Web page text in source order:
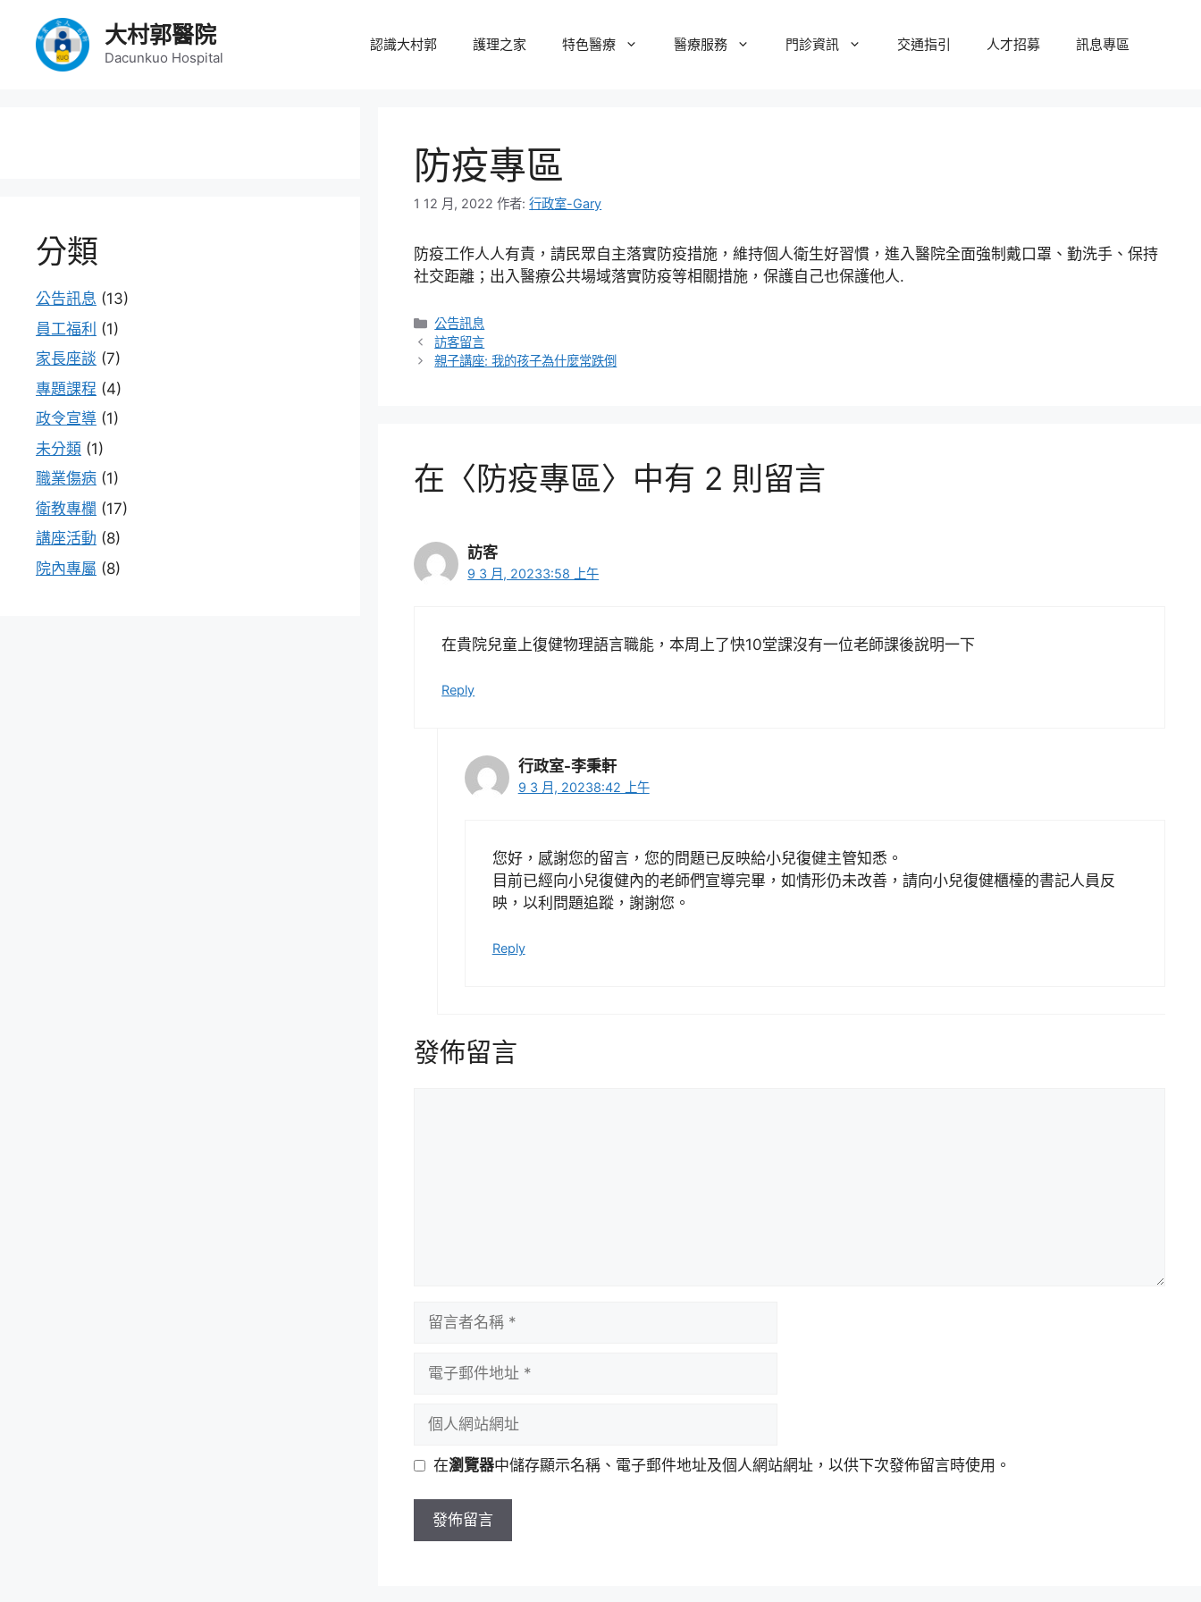
大村郭醫院
Dacunkuo Hospital
認識大村郭 護理之家 特色醫療 醫療服務 門診資訊 交通指引 人才招募 訊息專區
防疫專區
1 12 月, 2022 作者:行政室-Gary
防疫工作人人有責，請民眾自主落實防疫措施，維持個人衛生好習慣，進入醫院全面強制戴口罩、勤洗手、保持
社交距離；出入醫療公共場域落實防疫等相關措施，保護自己也保護他人.
分
類
公告訊息
訪客留言
親子講座: 我的孩子為什麼常跌倒
在〈防疫專區〉中有 2 則留言
訪客
9 3 月, 20233:58 上午
在貴院兒童上復健物理語言職能，本周上了快10堂課沒有一位老師課後說明一下
Reply
行政室-李秉軒
9 3 月, 20238:42 上午
您好，感謝您的留言，您的問題已反映給小兒復健主管知悉。
目前已經向小兒復健內的老師們宣導完畢，如情形仍未改善，請向小兒復健櫃檯的書記人員反
映，以利問題追蹤，謝謝您。
Reply
發佈留言
件
址
網
網
在瀏覽器中儲存顯示名稱、電子郵件地址及個人網站網址，以供下次發佈留言時使用。
分類
公告訊息 (13)
員工福利 (1)
家長座談 (7)
專題課程 (4)
政令宣導 (1)
未分類 (1)
職業傷病 (1)
衛教專欄 (17)
講座活動 (8)
院內專屬 (8)